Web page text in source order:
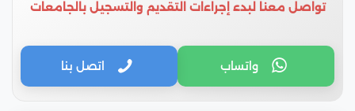
تواصل معنا لبدء إجراءات التقديم والتسجيل بالجامعات
واتساب اتصل بنا